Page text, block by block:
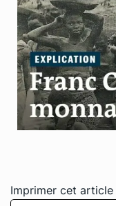
Imprimer cet article